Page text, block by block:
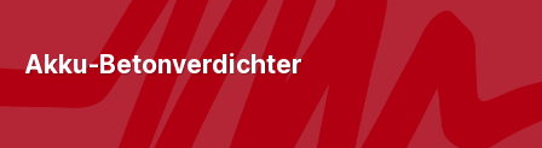
Akku-Betonverdichter